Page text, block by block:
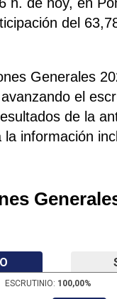
del
Generales
el
de la
información
ESCRUTINIO: 100,00%